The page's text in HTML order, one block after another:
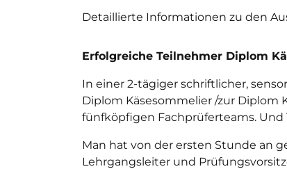
Detaillierte Informationen zu den
Erfolgreiche Teilnehmer Diplom
In einer 2-tägiger schriftlicher,
Diplom Käsesommelier /zur Diplom
fünfköpfigen Fachprüferteams.
Man hat von der ersten Stunde an
Lehrgangsleiter und